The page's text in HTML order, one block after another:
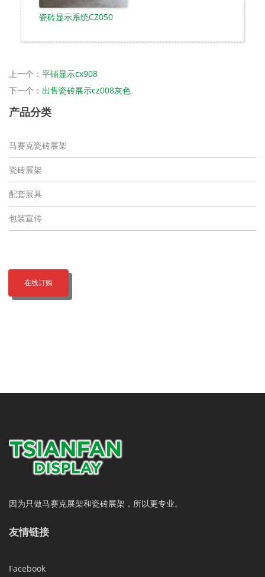
瓷砖显示系统CZ050
上一个： 平铺显示cx908
下一个： 出售瓷砖展示cz008灰色
产品分类
马赛克瓷砖展架
瓷砖展架
配套展具
包装宣传
在线订购
因为只做马赛克展架和瓷砖展架，所以更专业。
友情链接
Facebook